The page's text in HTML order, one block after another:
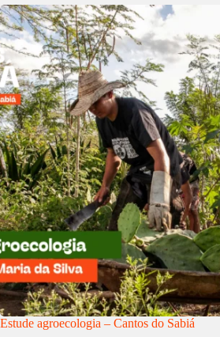
Estude agroecologia – Cantos do Sabiá